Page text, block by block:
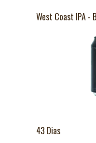
West Coast IPA -
43 Dias